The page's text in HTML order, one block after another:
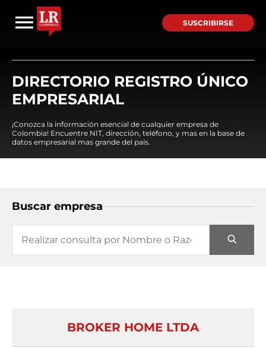
SUSCRIBIRSE
DIRECTORIO REGISTRO ÚNICO
EMPRESARIAL
¡Conozca la información esencial de cualquier empresa de
Colombia! Encuentre NIT, dirección, teléfono, y mas en la base de
datos empresarial mas grande del país.
Buscar empresa
BROKER HOME LTDA